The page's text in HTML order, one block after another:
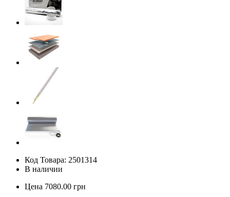
Код Товара: 2501314
В наличии
Цена 7080.00 грн